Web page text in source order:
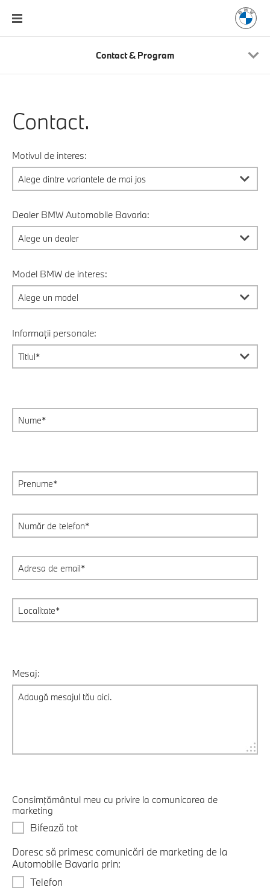
Contact & Program
Contact.
Motivul de interes:
Dealer BMW Automobile Bavaria:
Model BMW de interes:
Informații personale:
Mesaj:
Consimțământul meu cu privire la comunicarea de
marketing
Bifează tot
Doresc să primesc comunicări de marketing de la
Automobile Bavaria prin:
Telefon